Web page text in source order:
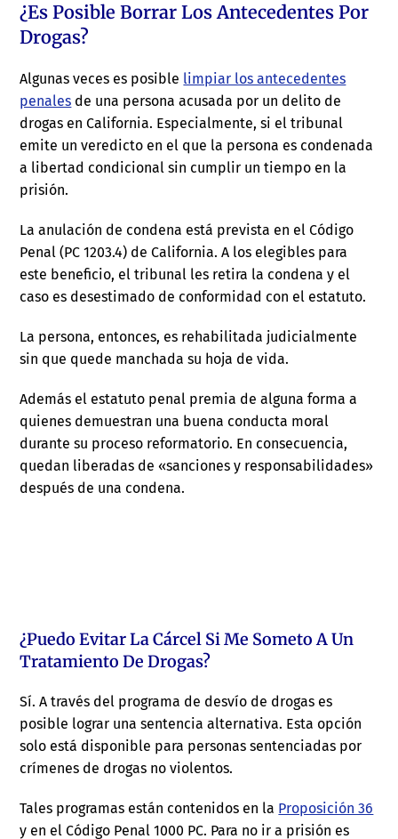
¿Es Posible Borrar Los Antecedentes Por
Drogas?
Algunas veces es posible limpiar los antecedentes
penales de una persona acusada por un delito de
drogas en California. Especialmente, si el tribunal
emite un veredicto en el que la persona es condenada
a libertad condicional sin cumplir un tiempo en la
prisión.
La anulación de condena está prevista en el Código
Penal (PC 1203.4) de California. A los elegibles para
este beneficio, el tribunal les retira la condena y el
caso es desestimado de conformidad con el estatuto.
La persona, entonces, es rehabilitada judicialmente
sin que quede manchada su hoja de vida.
Además el estatuto penal premia de alguna forma a
quienes demuestran una buena conducta moral
durante su proceso reformatorio. En consecuencia,
quedan liberadas de «sanciones y responsabilidades»
después de una condena.
¿Puedo Evitar La Cárcel Si Me Someto A Un
Tratamiento De Drogas?
Sí. A través del programa de desvío de drogas es
posible lograr una sentencia alternativa. Esta opción
solo está disponible para personas sentenciadas por
crímenes de drogas no violentos.
Tales programas están contenidos en la Proposición 36
y en el Código Penal 1000 PC. Para no ir a prisión es